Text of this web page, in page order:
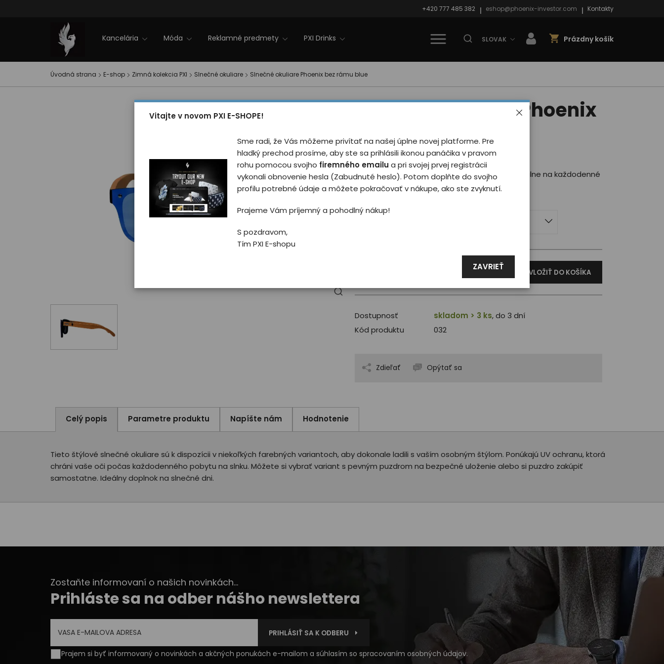
Vitajte v novom PXI E-SHOPE!
Sme radi, že Vás môžeme privítať na našej úplne novej platforme. Pre
hladký prechod prosíme, aby ste sa prihlásili ikonou panáčika v pravom
rohu pomocou svojho firemného emailu a pri svojej prvej registrácii
vykonali obnovenie hesla (Zabudnuté heslo). Potom doplňte do svojho
profilu potrebné údaje a môžete pokračovať v nákupe, ako ste zvyknutí.
Prajeme Vám príjemný a pohodlný nákup!
S pozdravom,
Tím PXI E-shopu
ZAVRIEŤ
+420 777 485 382 eshop@phoenix-investor.com Kontakty
SLOVAK Prázdny košík
Kancelária Móda Reklamné predmety PXI Drinks
Firemné akcie
NOVINKY 2025
Zľavy
Zimná kolekcia PXI
EVENT PXI
Kontakt
Úvodná strana E-shop Zimná kolekcia PXI Slnečné okuliare Slnečné okuliare Phoenix bez rámu blue
Slnečné okuliare Phoenix
Hodnotilo 0 užívateľov
Štýlové slnečné okuliare v rôznych farbách, ideálne na každodenné
nosenie.
VLOŽIŤ DO KOŠÍKA
Dostupnosť skladom > 3 ks, do 3 dní
Kód produktu
032
Zdieľať Opýtať sa
Celý popis Parametre produktu Napíšte nám Hodnotenie
Tieto štýlové slnečné okuliare sú k dispozícii v niekoľkých farebných variantoch, aby dokonale ladili s vaším osobným štýlom. Ponúkajú UV ochranu, ktorá
chráni vaše oči počas každodenného pobytu na slnku. Môžete si vybrať variant s pevným puzdrom na bezpečné uloženie alebo si puzdro zakúpiť
samostatne. Ideálny doplnok na slnečné dni.
Zostaňte informovaní o našich novinkách...
Prihláste sa na odber nášho newslettera
PRIHLÁSIŤ SA K ODBERU
Prajem si byť informovaný o novinkách a akčných ponukách e-mailom a súhlasím so spracovaním osobných údajov.